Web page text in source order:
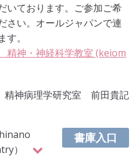
いております。ご参加ご希
さい。オールジャパンで連
。
神・神経科学教室 (keiom
精神病理学研究室 前田貴記
）
書庫入口